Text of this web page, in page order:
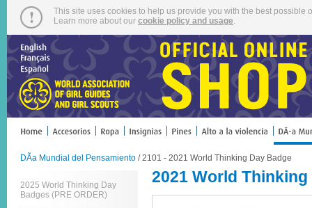
This site uses cookies to help us provide you with the best
Learn more about our cookie policy and usage
DÃ­a Mundial del Pensamiento / 2101 - 2021 World Thinking Day Badge
2025 World Thinking Day
Badges (PRE ORDER)
2021 World